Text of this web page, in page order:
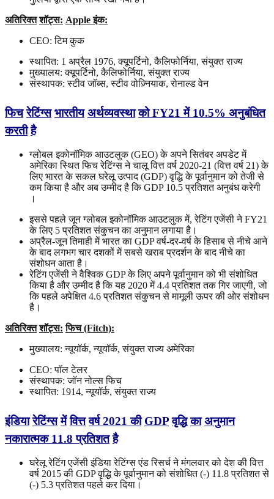
अतिरिक्त शॉट्स: Appleइंक:
CEO: टिम कुक
स्थापित: 1 अप्रैल 1976, क्यूपर्टिनो, कैलिफोर्निया, संयुक्त राज्य
मुख्यालय: क्यूपर्टिनो, कैलिफोर्निया, संयुक्त राज्य
संस्थापक: स्टीव जॉब्स, स्टीव वोज़्नियाक, रोनाल्ड वेन
फिच रेटिंग्स भारतीय अर्थव्यवस्था कोFY21में10.5% अनुबंधित
करती है
ग्लोबल इकोनॉमिक आउटलुक (GEO) के अपने सितंबर अपडेट में
अमेरिका स्थित फिच रेटिंग्स ने चालू वित्त वर्ष 2020-21 (वित्त वर्ष 21) के
लिए भारत के सकल घरेलू उत्पाद (GDP) वृद्धि के पूर्वानुमान को तेजी से
कम किया है और अब उम्मीद है कि GDP 10.5 प्रतिशत अनुबंध करेगी
।
इससे पहले जून ग्लोबल इकोनॉमिक आउटलुक में, रेटिंग एजेंसी ने FY21
के लिए 5 प्रतिशत संकुचन का अनुमान लगाया है।
अप्रैल-जून तिमाही में भारत का GDP वर्ष-दर-वर्ष के हिसाब से नीचे आने
के बाद लगभग चार दशकों में सबसे खराब प्रदर्शन के बाद नीचे का
संशोधन आता है।
रेटिंग एजेंसी ने वैश्विक GDP के लिए अपने पूर्वानुमान को भी संशोधित
किया है और उम्मीद है कि यह 2020 में 4.4 प्रतिशत तक गिर जाएगी, जो
कि पहले अपेक्षित 4.6 प्रतिशत संकुचन से मामूली ऊपर की ओर संशोधन
है।
अतिरिक्त शॉट्स: फिच (Fitch):
मुख्यालय: न्यूयॉर्क, न्यूयॉर्क, संयुक्त राज्य अमेरिका
CEO: पॉल टेलर
संस्थापक: जॉन नोल्स फिच
स्थापित: 1914, न्यूयॉर्क, संयुक्त राज्य
इंडिया रेटिंग्स में वित्त वर्ष2021की GDP वृद्धि का अनुमान
नकारात्मक11.8प्रतिशत है
घरेलू रेटिंग एजेंसी इंडिया रेटिंग्स एंड रिसर्च ने मंगलवार को देश की वित्त
वर्ष 2015 की GDP वृद्धि के पूर्वानुमान को संशोधित (-) 11.8 प्रतिशत से
(-) 5.3 प्रतिशत पहले कर दिया।